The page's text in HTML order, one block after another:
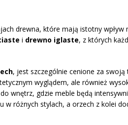
drewna, które mają istotny wpływ
i drewno iglaste, z których
, jest szczególnie cenione za swoją
wyglądem, ale również
wnętrz, gdzie meble będą
w różnych stylach, a orzech z kolei